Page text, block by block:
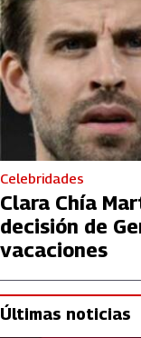
Celebridades
Clara Chía
decisión de
vacaciones
Últimas noticias